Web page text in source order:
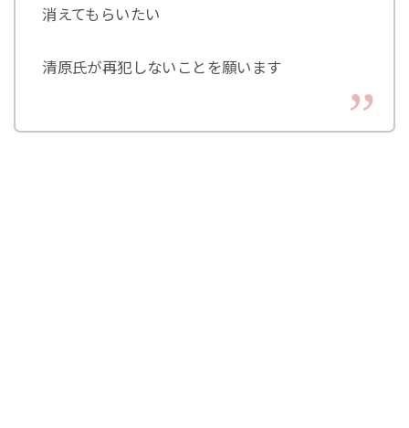
消えてもらいたい
清原氏が再犯しないことを願います